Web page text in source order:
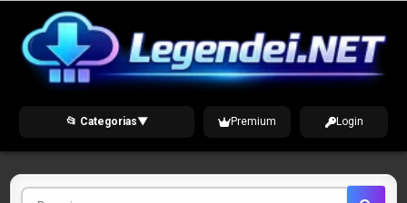
content
📂 Categorias▼ Premium Login
Pesquisar